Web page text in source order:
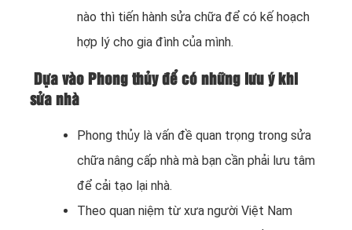
nào thì tiến hành sửa chữa để có kế hoạch
hợp lý cho gia đình của mình.
Dựa vào Phong thủy để có những lưu ý khi
sửa nhà
Phong thủy là vấn đề quan trọng trong sửa
chữa nâng cấp nhà mà bạn cần phải lưu tâm
để cải tạo lại nhà.
Theo quan niệm từ xưa người Việt Nam